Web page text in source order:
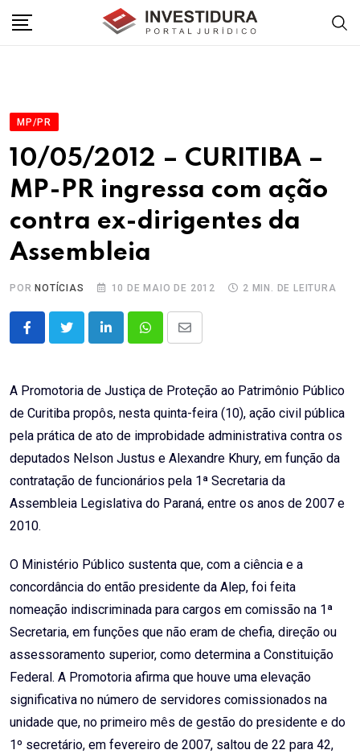
MP/PR
10/05/2012 – CURITIBA –
MP-PR ingressa com ação
contra ex-dirigentes da
Assembleia
POR NOTÍCIAS 10 DE MAIO DE 2012 2 MIN. DE LEITURA
LinkedInWhatsappShare
Email
A Promotoria de Justiça de Proteção ao Patrimônio Público
de Curitiba propôs, nesta quinta-feira (10), ação civil pública
pela prática de ato de improbidade administrativa contra os
deputados Nelson Justus e Alexandre Khury, em função da
contratação de funcionários pela 1ª Secretaria da
Assembleia Legislativa do Paraná, entre os anos de 2007 e
2010.
O Ministério Público sustenta que, com a ciência e a
concordância do então presidente da Alep, foi feita
nomeação indiscriminada para cargos em comissão na 1ª
Secretaria, em funções que não eram de chefia, direção ou
assessoramento superior, como determina a Constituição
Federal. A Promotoria afirma que houve uma elevação
significativa no número de servidores comissionados na
unidade que, no primeiro mês de gestão do presidente e do
1º secretário, em fevereiro de 2007, saltou de 22 para 42,